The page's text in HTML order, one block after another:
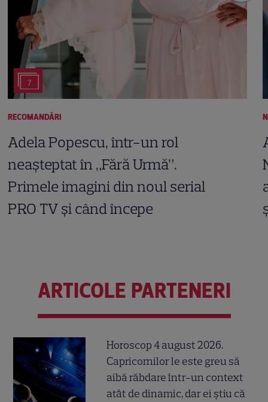
7
RECOMANDĂRI
Adela Popescu, într-un rol
neașteptat în „Fără Urmă”.
Primele imagini din noul serial
PRO TV și când începe
ARTICOLE PARTENERI
Horoscop 4 august 2026.
Capricornilor le este greu să
aibă răbdare într-un context
atât de dinamic, dar ei știu că